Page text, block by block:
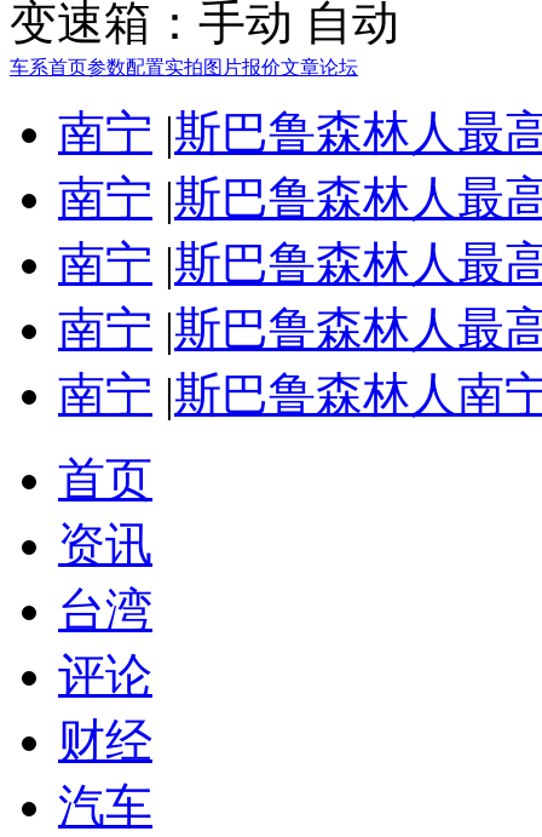
变速箱： 手动 自动
车系首页参数配置实拍图片报价文章论坛
南宁 |斯巴鲁森林人最
南宁 |斯巴鲁森林人最
南宁 |斯巴鲁森林人最
南宁 |斯巴鲁森林人最
南宁 |斯巴鲁森林人南
首页
资讯
台湾
评论
财经
汽车